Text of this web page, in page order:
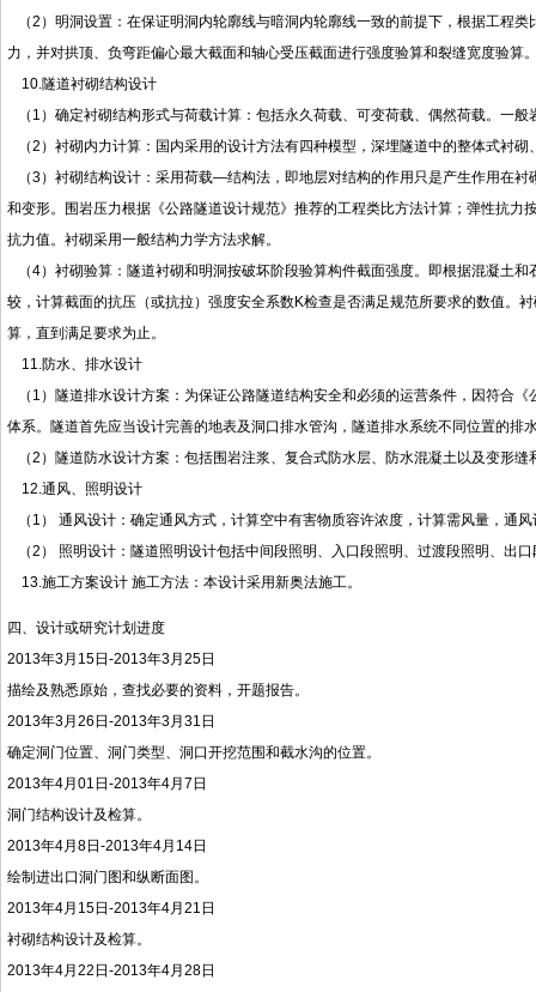
（2）明洞设置：在保证明洞内轮廓线与暗洞内轮廓线一致的前提下，根据工程
力，并对拱顶、负弯距偏心最大截面和轴心受压截面进行强度验算和裂缝宽度验算
10.隧道衬砌结构设计
（1）确定衬砌结构形式与荷载计算：包括永久荷载、可变荷载、偶然荷载。一
（2）衬砌内力计算：国内采用的设计方法有四种模型，深埋隧道中的整体式衬
（3）衬砌结构设计：采用荷载—结构法，即地层对结构的作用只是产生作用在
和变形。围岩压力根据《公路隧道设计规范》推荐的工程类比方法计算；弹性抗
抗力值。衬砌采用一般结构力学方法求解。
（4）衬砌验算：隧道衬砌和明洞按破坏阶段验算构件截面强度。即根据混凝土
较，计算截面的抗压（或抗拉）强度安全系数K检查是否满足规范所要求的数值。
算，直到满足要求为止。
11.防水、排水设计
（1）隧道排水设计方案：为保证公路隧道结构安全和必须的运营条件，因符合
体系。隧道首先应当设计完善的地表及洞口排水管沟，隧道排水系统不同位置的排
（2）隧道防水设计方案：包括围岩注浆、复合式防水层、防水混凝土以及变形缝
12.通风、照明设计
（1） 通风设计：确定通风方式，计算空中有害物质容许浓度，计算需风量，通风
（2） 照明设计：隧道照明设计包括中间段照明、入口段照明、过渡段照明、出
13.施工方案设计 施工方法：本设计采用新奥法施工。
四、设计或研究计划进度
2013年3月15日-2013年3月25日
描绘及熟悉原始，查找必要的资料，开题报告。
2013年3月26日-2013年3月31日
确定洞门位置、洞门类型、洞口开挖范围和截水沟的位置。
2013年4月01日-2013年4月7日
洞门结构设计及检算。
2013年4月8日-2013年4月14日
绘制进出口洞门图和纵断面图。
2013年4月15日-2013年4月21日
衬砌结构设计及检算。
2013年4月22日-2013年4月28日